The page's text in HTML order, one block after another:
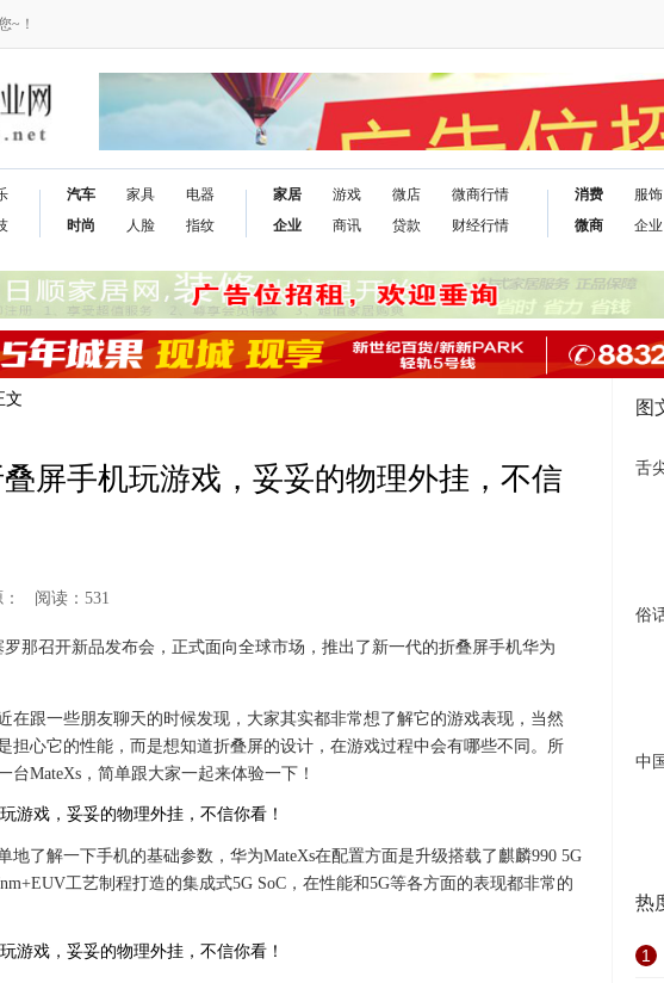
~！
汽车
时尚
家具
人脸
电器
指纹
家居
企业
游戏
商讯
微店
贷款
微商行情
财经行情
消费
微商
服饰
企业
文
屏手机玩游戏，妥妥的物理外挂，不信
： 阅读：531
罗那召开新品发布会，正式面向全球市场，推出了新一代的折叠屏手机华为
在跟一些朋友聊天的时候发现，大家其实都非常想了解它的游戏表现，当然
担心它的性能，而是想知道折叠屏的设计，在游戏过程中会有哪些不同。所
台MateXs，简单跟大家一起来体验一下！
地了解一下手机的基础参数，华为MateXs在配置方面是升级搭载了麒麟990 5G
工艺制程打造的集成式5G SoC，在性能和5G等各方面的表现都非常的
图
舌
俗
中
热
1